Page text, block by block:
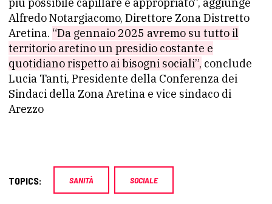
Alfredo Notargiacomo, Direttore Zona Distretto
Aretina. “Da gennaio 2025 avremo su tutto il
territorio aretino un presidio costante e
quotidiano rispetto ai bisogni sociali”, conclude
Lucia Tanti, Presidente della Conferenza dei
Sindaci della Zona Aretina e vice sindaco di
Arezzo
TOPICS: SANITÀ SOCIALE